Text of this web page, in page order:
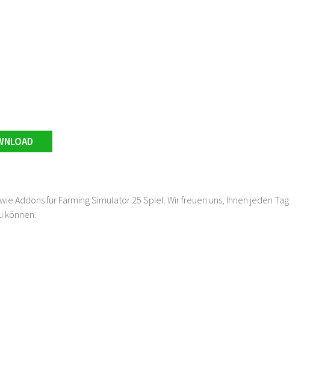
Addons für Farming Simulator 25 Spiel. Wir freuen uns, Ihnen jeden Tag
können.